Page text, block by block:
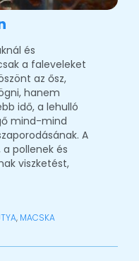
és
a faleveleket
az ősz,
hanem
idő, a lehulló
mind-mind
A
pollenek és
viszketést,
, MACSKA